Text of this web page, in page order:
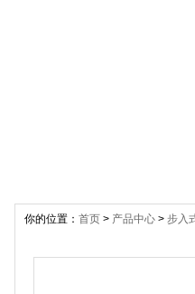
你的位置： 首页 > 产品中心 > 步入